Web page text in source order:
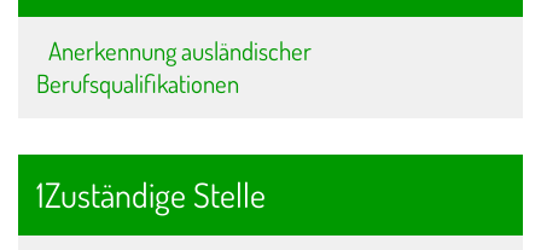
Anerkennung ausländischer
Berufsqualifikationen
1Zuständige Stelle